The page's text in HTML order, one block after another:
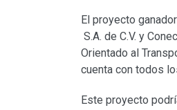
El proyecto
S.A. de C.V. y
Orientado al
cuenta con todos
Este proyecto